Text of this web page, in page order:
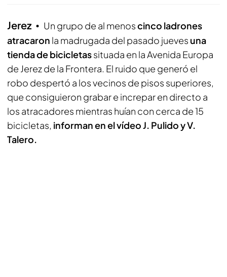
Jerez Un grupo de al menoscinco ladrones
atracaron la madrugada del pasado jueves una
tienda de bicicletassituada en la Avenida Europa
de Jerez de la Frontera. El ruido que generó el
robo despertó a los vecinos de pisos superiores,
que consiguieron grabar e increpar en directo a
los atracadores mientras huían con cerca de 15
bicicletas, informan en el vídeo J. Pulido y V.
Talero.